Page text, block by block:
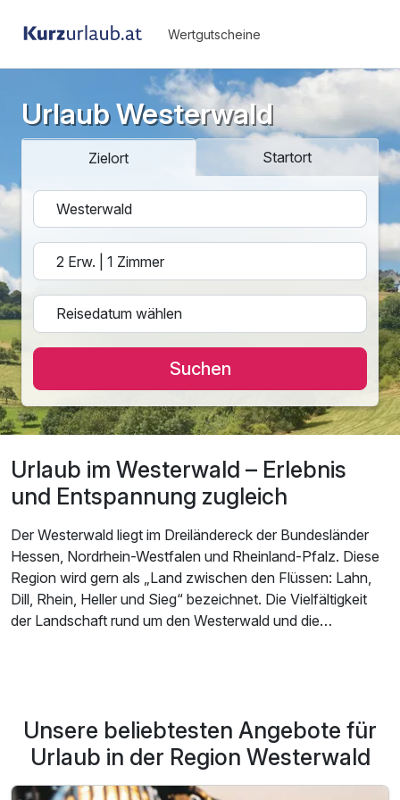
Wertgutscheine
Urlaub Westerwald
Zielort Startort
Suchen
Urlaub im Westerwald – Erlebnis
und Entspannung zugleich
Der Westerwald liegt im Dreiländereck der Bundesländer
Hessen, Nordrhein-Westfalen und Rheinland-Pfalz. Diese
Region wird gern als „Land zwischen den Flüssen: Lahn,
Dill, Rhein, Heller und Sieg“ bezeichnet. Die Vielfältigkeit
der Landschaft rund um den Westerwald und die
Westerwaldes ist durch den Abbau von Schiefer, Ton, Erz
und Basalt geprägt. Hier können Sie unter Tage die
ortsansässigen Bergwerke besichtigen. Wandern Sie auf
den Pfaden der Bergarbeiter und kommen Sie dem oft
Unsere beliebtesten Angebote für
Urlaub in der Region Westerwald